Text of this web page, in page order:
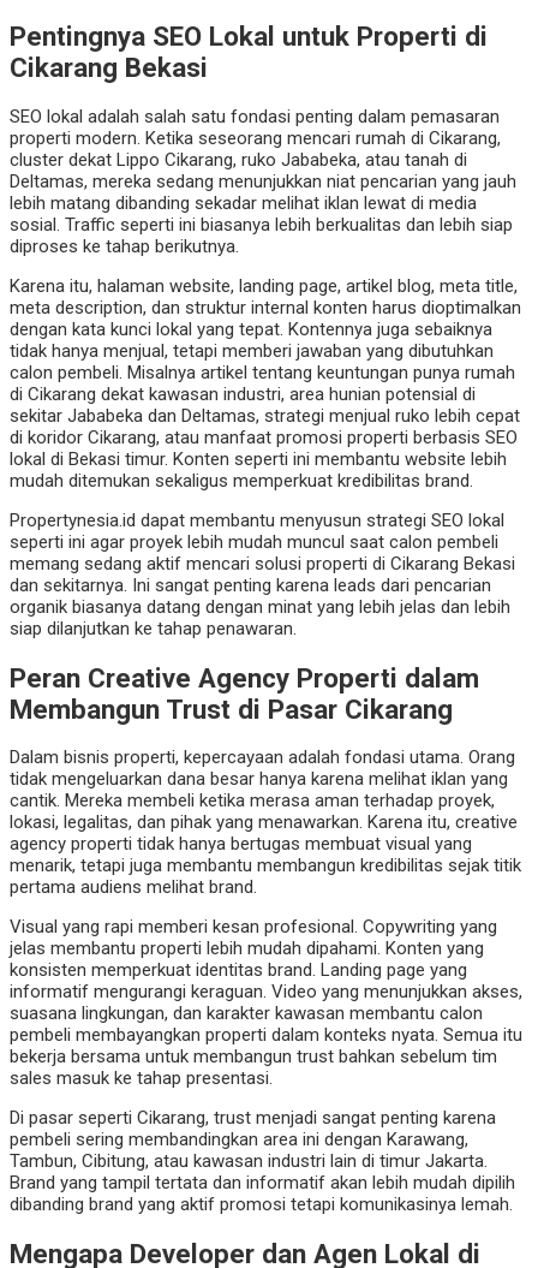
Pentingnya SEO Lokal untuk Properti di
Cikarang Bekasi
SEO lokal adalah salah satu fondasi penting dalam pemasaran
properti modern. Ketika seseorang mencari rumah di Cikarang,
cluster dekat Lippo Cikarang, ruko Jababeka, atau tanah di
Deltamas, mereka sedang menunjukkan niat pencarian yang jauh
lebih matang dibanding sekadar melihat iklan lewat di media
sosial. Traffic seperti ini biasanya lebih berkualitas dan lebih siap
diproses ke tahap berikutnya.
Karena itu, halaman website, landing page, artikel blog, meta title,
meta description, dan struktur internal konten harus dioptimalkan
dengan kata kunci lokal yang tepat. Kontennya juga sebaiknya
tidak hanya menjual, tetapi memberi jawaban yang dibutuhkan
calon pembeli. Misalnya artikel tentang keuntungan punya rumah
di Cikarang dekat kawasan industri, area hunian potensial di
sekitar Jababeka dan Deltamas, strategi menjual ruko lebih cepat
di koridor Cikarang, atau manfaat promosi properti berbasis SEO
lokal di Bekasi timur. Konten seperti ini membantu website lebih
mudah ditemukan sekaligus memperkuat kredibilitas brand.
Propertynesia.id dapat membantu menyusun strategi SEO lokal
seperti ini agar proyek lebih mudah muncul saat calon pembeli
memang sedang aktif mencari solusi properti di Cikarang Bekasi
dan sekitarnya. Ini sangat penting karena leads dari pencarian
organik biasanya datang dengan minat yang lebih jelas dan lebih
siap dilanjutkan ke tahap penawaran.
Peran Creative Agency Properti dalam
Membangun Trust di Pasar Cikarang
Dalam bisnis properti, kepercayaan adalah fondasi utama. Orang
tidak mengeluarkan dana besar hanya karena melihat iklan yang
cantik. Mereka membeli ketika merasa aman terhadap proyek,
lokasi, legalitas, dan pihak yang menawarkan. Karena itu, creative
agency properti tidak hanya bertugas membuat visual yang
menarik, tetapi juga membantu membangun kredibilitas sejak titik
pertama audiens melihat brand.
Visual yang rapi memberi kesan profesional. Copywriting yang
jelas membantu properti lebih mudah dipahami. Konten yang
konsisten memperkuat identitas brand. Landing page yang
informatif mengurangi keraguan. Video yang menunjukkan akses,
suasana lingkungan, dan karakter kawasan membantu calon
pembeli membayangkan properti dalam konteks nyata. Semua itu
bekerja bersama untuk membangun trust bahkan sebelum tim
sales masuk ke tahap presentasi.
Di pasar seperti Cikarang, trust menjadi sangat penting karena
pembeli sering membandingkan area ini dengan Karawang,
Tambun, Cibitung, atau kawasan industri lain di timur Jakarta.
Brand yang tampil tertata dan informatif akan lebih mudah dipilih
dibanding brand yang aktif promosi tetapi komunikasinya lemah.
Mengapa Developer dan Agen Lokal di